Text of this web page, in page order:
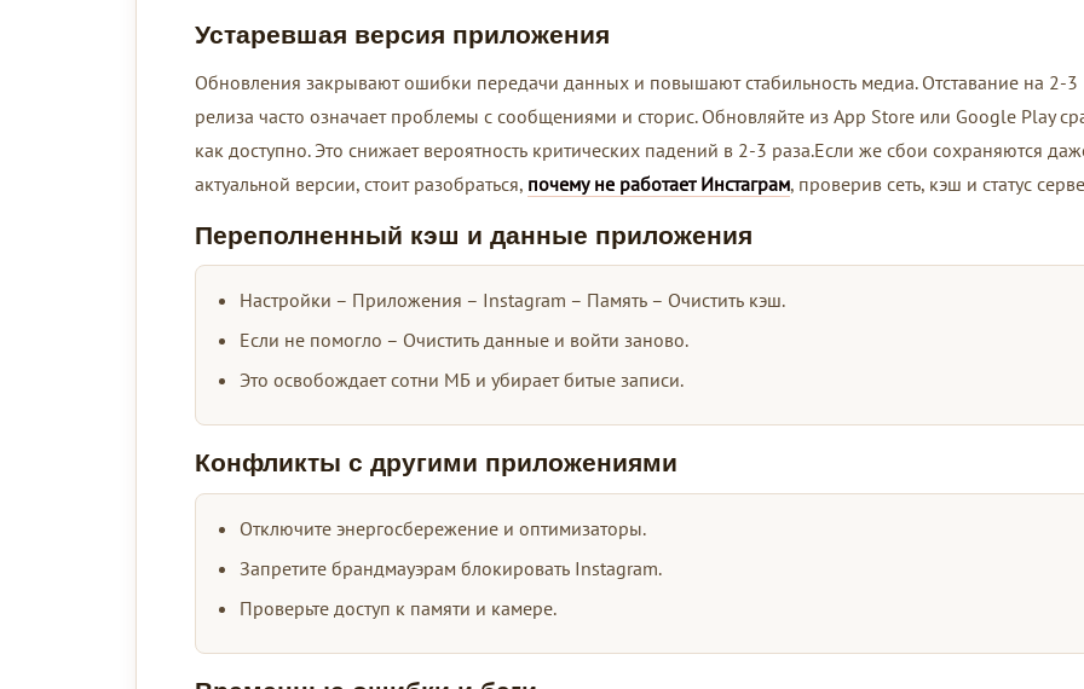
Устаревшая версия приложения
Обновления закрывают ошибки передачи данных и повышают стабильность медиа. Отставание на 2-3
релиза часто означает проблемы с сообщениями и сторис. Обновляйте из App Store или Google Play
как доступно. Это снижает вероятность критических падений в 2-3 раза.Если же сбои сохраняются
актуальной версии, стоит разобраться, почему не работает Инстаграм, проверив сеть, кэш и статус
Переполненный кэш и данные приложения
Настройки – Приложения – Instagram – Память – Очистить кэш.
Если не помогло – Очистить данные и войти заново.
Это освобождает сотни МБ и убирает битые записи.
Конфликты с другими приложениями
Отключите энергосбережение и оптимизаторы.
Запретите брандмауэрам блокировать Instagram.
Проверьте доступ к памяти и камере.